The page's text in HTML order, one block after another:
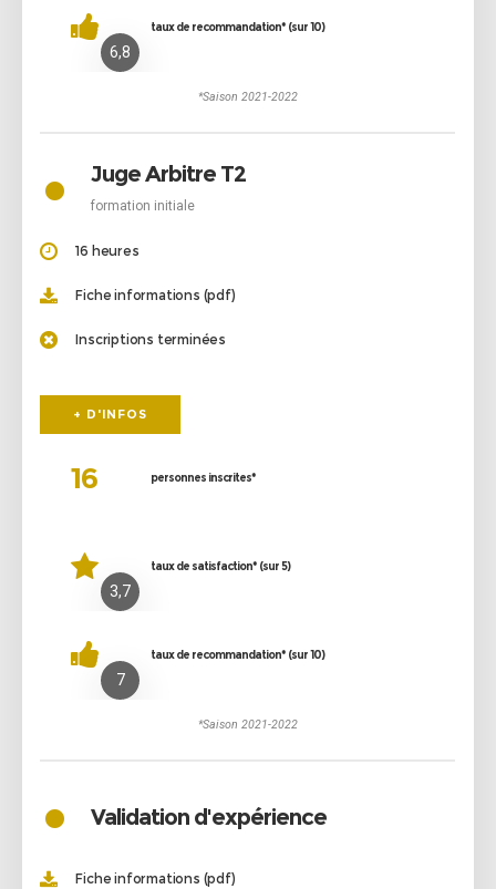
6,8
taux de recommandation* (sur 10)
*Saison 2021-2022
• Juge Arbitre T2
formation initiale
16 heures
Fiche informations (pdf)
Inscriptions terminées
+ D'INFOS
16 personnes inscrites*
3,7
taux de satisfaction* (sur 5)
7
taux de recommandation* (sur 10)
*Saison 2021-2022
• Validation d'expérience
Fiche informations (pdf)